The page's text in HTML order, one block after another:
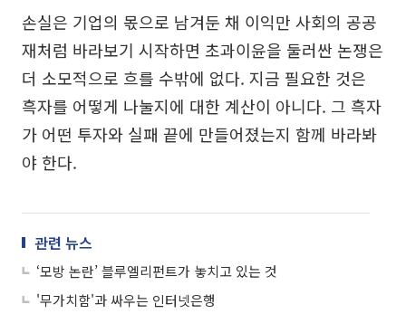
손실은 기업의 몫으로 남겨둔 채 이익만 사회의 공공
재처럼 바라보기 시작하면 초과이윤을 둘러싼 논쟁은
더 소모적으로 흐를 수밖에 없다. 지금 필요한 것은
흑자를 어떻게 나눌지에 대한 계산이 아니다. 그 흑자
가 어떤 투자와 실패 끝에 만들어졌는지 함께 바라봐
야 한다.
관련 뉴스
‘모방 논란’ 블루엘리펀트가 놓치고 있는 것
'무가치함'과 싸우는 인터넷은행